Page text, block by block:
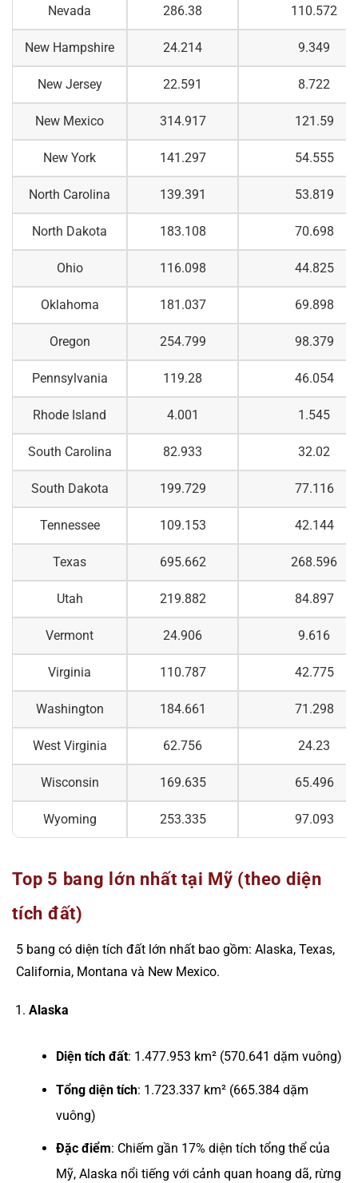
Nevada 286.38 110.572
New Hampshire 24.214 9.349
New Jersey 22.591 8.722
New Mexico 314.917 121.59
New York 141.297 54.555
North Carolina 139.391 53.819
North Dakota 183.108 70.698
Ohio 116.098 44.825
Oklahoma 181.037 69.898
Oregon 254.799 98.379
Pennsylvania 119.28 46.054
Rhode Island 4.001 1.545
South Carolina 82.933 32.02
South Dakota 199.729 77.116
Tennessee 109.153 42.144
Texas 695.662 268.596
Utah 219.882 84.897
Vermont 24.906 9.616
Virginia 110.787 42.775
Washington 184.661 71.298
West Virginia 62.756 24.23
Wisconsin 169.635 65.496
Wyoming 253.335 97.093
Top 5 bang lớn nhất tại Mỹ (theo diện
tích đất)
5 bang có diện tích đất lớn nhất bao gồm: Alaska, Texas,
California, Montana và New Mexico.
Alaska
Diện tích đất: 1.477.953 km² (570.641 dặm vuông)
Tổng diện tích: 1.723.337 km² (665.384 dặm
vuông)
Đặc điểm: Chiếm gần 17% diện tích tổng thể của
Mỹ, Alaska nổi tiếng với cảnh quan hoang dã, rừng